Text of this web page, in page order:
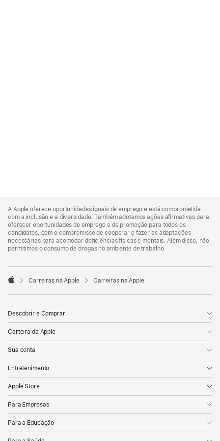
Footer
A Apple oferece oportunidades iguais de emprego e está comprometida
com a inclusão e a diversidade. Também adotamos ações afirmativas para
oferecer oportunidades de emprego e de promoção para todos os
candidatos, com o compromisso de cooperar e fazer as adaptações
necessárias para acomodar deficiências físicas e mentais. Além disso, não
permitimos o consumo de drogas no ambiente de trabalho.

Carreiras na Apple Carreiras na Apple
Descobrir e Comprar
Carteira da Apple
Sua conta
Entretenimento
Apple Store
Para Empresas
Para a Educação